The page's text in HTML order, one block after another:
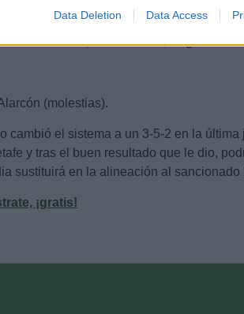
allow Google to enable storage related to
allow Google to enable storage related to
functionality and fraud prevention, and
Data Deletion Data Access
Luis Hernández, Fali, Chust,
Lozano, Lucas Pérez, Negredo.
(molestias).
cambió el sistema a un 3-5-2 en la última
y tras el buen resultado que le dio,
sustituirá en la alineación al sancionado
¡gratis!